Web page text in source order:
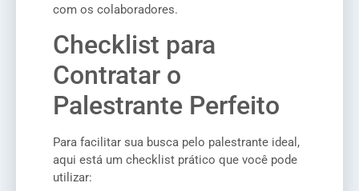
com os colaboradores.
Checklist para
Contratar o
Palestrante Perfeito
Para facilitar sua busca pelo palestrante ideal,
aqui está um checklist prático que você pode
utilizar: